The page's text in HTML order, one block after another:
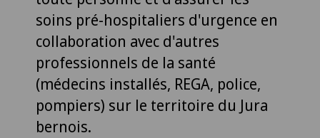
soins pré-hospitaliers d'urgence en
collaboration avec d'autres
professionnels de la santé
(médecins installés, REGA, police,
pompiers) sur le territoire du Jura
bernois.